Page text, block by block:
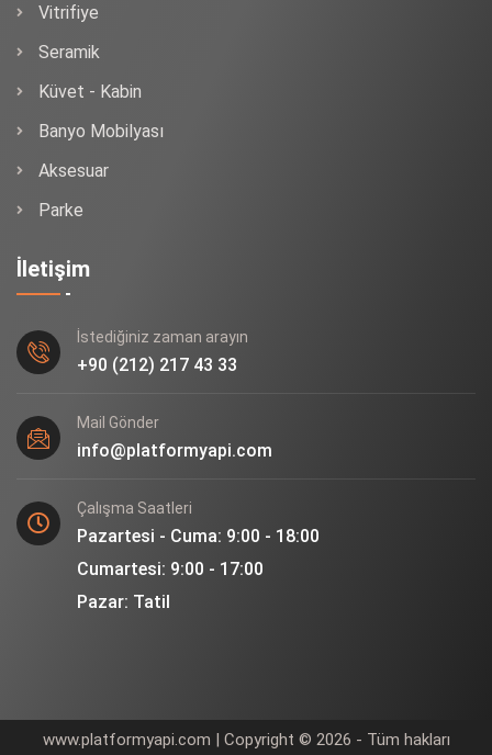
Vitrifiye
Seramik
Küvet - Kabin
Banyo Mobilyası
Aksesuar
Parke
İletişim
İstediğiniz zaman arayın
+90 (212) 217 43 33
Mail Gönder
info@platformyapi.com
Çalışma Saatleri
Pazartesi - Cuma: 9:00 - 18:00
Cumartesi: 9:00 - 17:00
Pazar: Tatil
www.platformyapi.com | Copyright © 2026 - Tüm hakları